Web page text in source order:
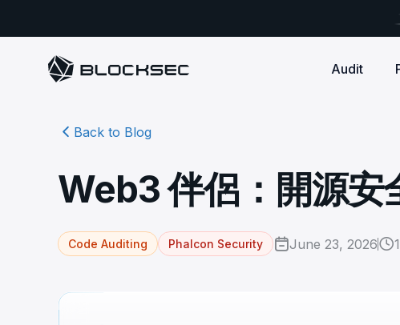
Audit
robust, reliable, and meets
standards.
Infrastructure Audits
Phalcon Security
Detect every threat, alert what
matters, and block attacks in real-
Safe{Wallet} Monitor
Phalcon
Identify
Phalcon
Secure your code pre-launch and block attacks in
real-time. Safeguard both user assets and your
reputation.
Stablecoin Issuer
Secure your contracts pre-launch and monitor
security audits by Block Sec.
Comprehensive docs to help you build
with BlockSec
Back to Blog
Web3 伴侶：開源安
Code Auditing Phalcon Security June 23, 2026